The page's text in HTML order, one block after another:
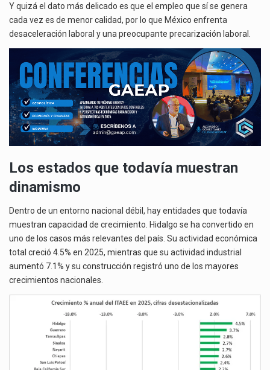
Y quizá el dato más delicado es que el empleo que sí se genera
cada vez es de menor calidad, por lo que México enfrenta
desaceleración laboral y una preocupante precarización laboral.
Los estados que todavía muestran
dinamismo
Dentro de un entorno nacional débil, hay entidades que todavía
muestran capacidad de crecimiento. Hidalgo se ha convertido en
uno de los casos más relevantes del país. Su actividad económica
total creció 4.5% en 2025, mientras que su actividad industrial
aumentó 7.1% y su construcción registró uno de los mayores
crecimientos nacionales.